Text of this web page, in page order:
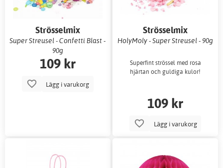
Strösselmix
Super Streusel - Confetti Blast -
90g
109 kr
Lägg i varukorg
Strösselmix
HolyMoly - Super Streusel - 90g
Superfint strössel med rosa
hjärtan och guldiga kulor!
109 kr
Lägg i varukorg